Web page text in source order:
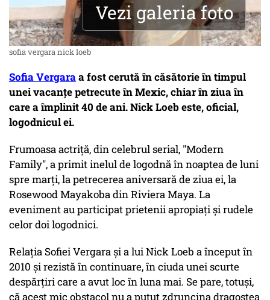
Vezi galeria foto
sofia vergara nick loeb
Sofia Vergaraa fost cerută în căsătorie în timpul
unei vacanţe petrecute în Mexic, chiar în ziua în
care a împlinit 40 de ani. Nick Loeb este, oficial,
logodnicul ei.
Frumoasa actriţă, din celebrul serial, "Modern
Family", a primit inelul de logodnă în noaptea de luni
spre marţi, la petrecerea aniversară de ziua ei, la
Rosewood Mayakoba din Riviera Maya. La
eveniment au participat prietenii apropiaţi şi rudele
celor doi logodnici.
Relaţia Sofiei Vergara şi a lui Nick Loeb a început în
2010 şi rezistă în continuare, în ciuda unei scurte
despărţiri care a avut loc în luna mai. Se pare, totuşi,
că acest mic obstacol nu a putut zdruncina dragostea